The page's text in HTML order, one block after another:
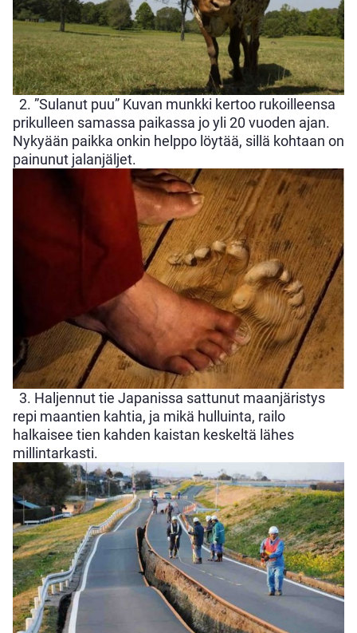
2. ”Sulanut puu” Kuvan munkki kertoo rukoilleensa
prikulleen samassa paikassa jo yli 20 vuoden ajan.
Nykyään paikka onkin helppo löytää, sillä kohtaan on
painunut jalanjäljet.
3. Haljennut tie Japanissa sattunut maanjäristys
repi maantien kahtia, ja mikä hulluinta, railo
halkaisee tien kahden kaistan keskeltä lähes
millintarkasti.